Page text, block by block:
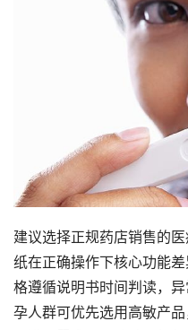
建议选择正规药店销售的
纸在正确操作下核心功能
格遵循说明书时间判读，
孕人群可优先选用高敏产